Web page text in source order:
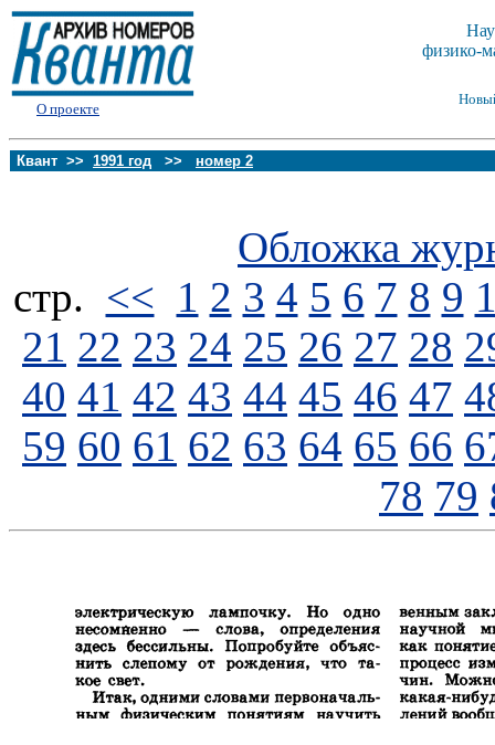
О проекте
физико-
Квант >> 1991 год >> номер 2
Обложка
стp. << 1 2 3 4 5 6 7 8 9
21 22 23 24 25 26 27 28
40 41 42 43 44 45 46 47
59 60 61 62 63 64 65 66
78 79